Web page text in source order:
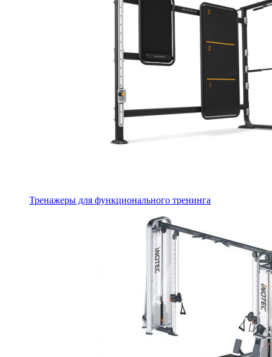
Тренажеры для функционального тренинга